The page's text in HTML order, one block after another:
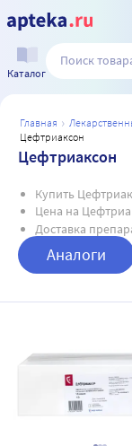
Каталог
главная
цефтриаксон
Цефтриаксон
Купить
Цена на
Доставка
Аналоги